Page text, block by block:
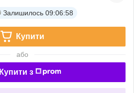
Залишилось 09:06:57
Купити
або
Купити з